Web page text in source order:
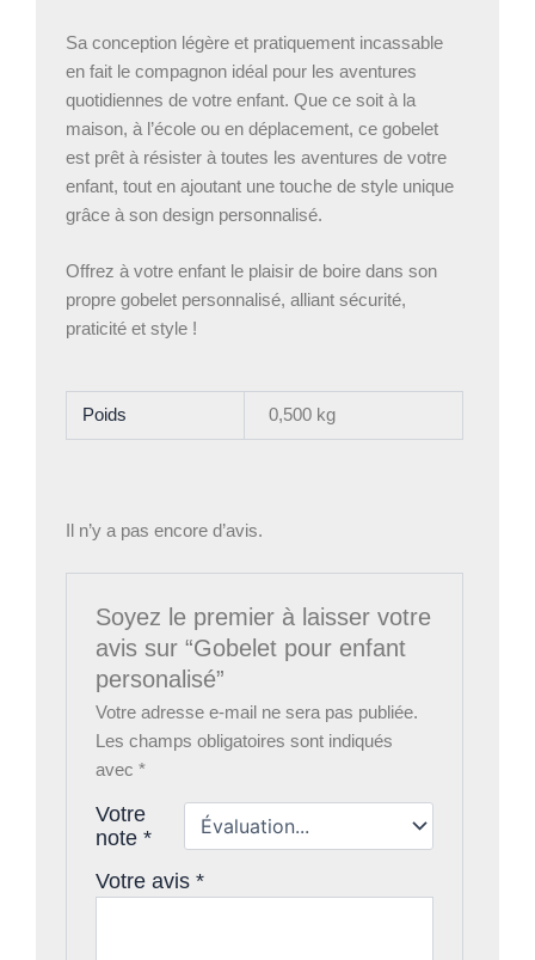
Sa conception légère et pratiquement incassable
en fait le compagnon idéal pour les aventures
quotidiennes de votre enfant. Que ce soit à la
maison, à l’école ou en déplacement, ce gobelet
est prêt à résister à toutes les aventures de votre
enfant, tout en ajoutant une touche de style unique
grâce à son design personnalisé.
Offrez à votre enfant le plaisir de boire dans son
propre gobelet personnalisé, alliant sécurité,
praticité et style !
Poids 0,500 kg
Il n’y a pas encore d’avis.
Soyez le premier à laisser votre
avis sur “Gobelet pour enfant
personalisé”
Votre adresse e-mail ne sera pas publiée.
Les champs obligatoires sont indiqués
avec*
Votre
note*
Votre avis*